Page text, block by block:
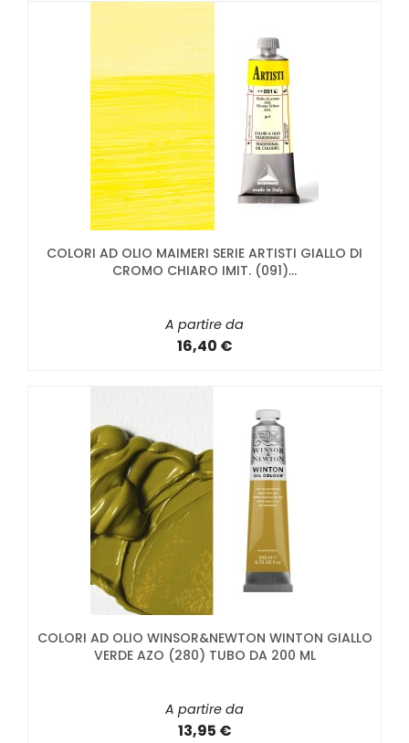
COLORI AD OLIO MAIMERI SERIE ARTISTI GIALLO DI
CROMO CHIARO IMIT. (091)...
A partire da
16,40 €
COLORI AD OLIO WINSOR&NEWTON WINTON GIALLO
VERDE AZO (280) TUBO DA 200 ML
A partire da
13,95 €